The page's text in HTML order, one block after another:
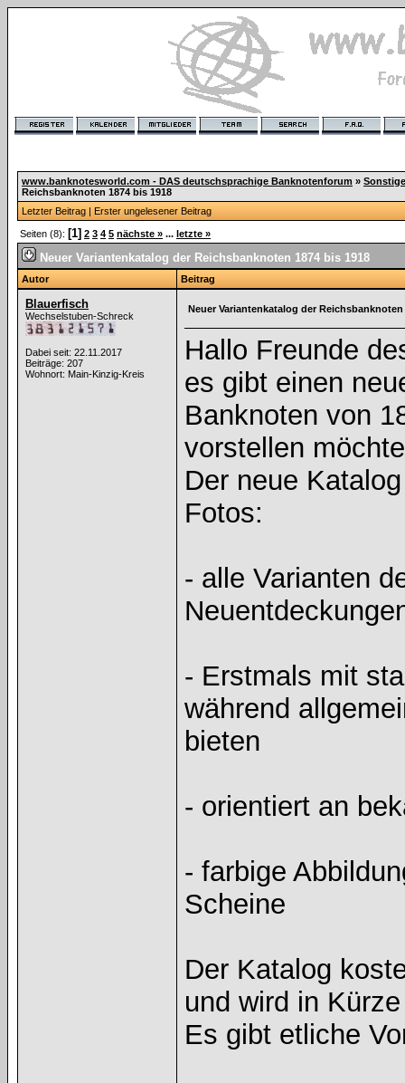
www.banknotesworld.com - DAS deutschsprachige Banknotenforum »
Reichsbanknoten 1874 bis 1918
Letzter Beitrag | Erster ungelesener Beitrag
Seiten (8): [1] 2 3 4 5 nächste » ... letzte »
Neuer Variantenkatalog der Reichsbanknoten 1874 bis 1918
Autor Beitrag
Blauerfisch
Wechselstuben-Schreck
Dabei seit: 22.11.2017
Beiträge: 207
Wohnort: Main-Kinzig-Kreis
Neuer Variantenkatalog der Reichsbanknoten
Hallo Freunde
es gibt einen
Banknoten von
vorstellen
Der neue
Fotos:
- alle Varianten
- Erstmals mit
während
bieten
- orientiert an
- farbige
Scheine
Der Katalog
und wird in
Es gibt etliche